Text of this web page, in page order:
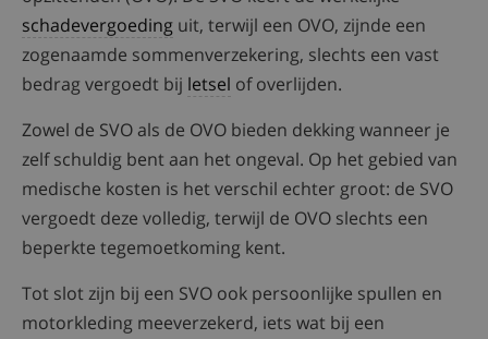
schadevergoeding uit, terwijl een OVO, zijnde een
zogenaamde sommenverzekering, slechts een vast
bedrag vergoedt bij letsel of overlijden.
Zowel de SVO als de OVO bieden dekking wanneer je
zelf schuldig bent aan het ongeval. Op het gebied van
medische kosten is het verschil echter groot: de SVO
vergoedt deze volledig, terwijl de OVO slechts een
beperkte tegemoetkoming kent.
Tot slot zijn bij een SVO ook persoonlijke spullen en
motorkleding meeverzekerd, iets wat bij een